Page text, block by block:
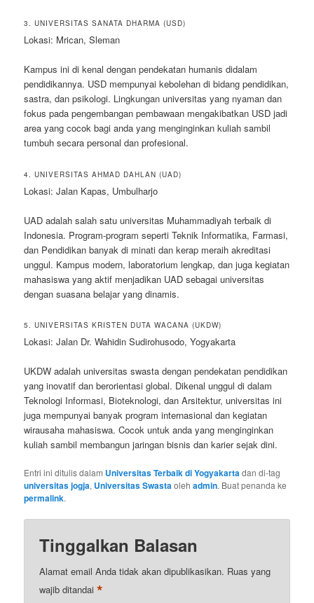
3. UNIVERSITAS SANATA DHARMA (USD)
Lokasi: Mrican, Sleman
Kampus ini di kenal dengan pendekatan humanis didalam
pendidikannya. USD mempunyai kebolehan di bidang pendidikan,
sastra, dan psikologi. Lingkungan universitas yang nyaman dan
fokus pada pengembangan pembawaan mengakibatkan USD jadi
area yang cocok bagi anda yang menginginkan kuliah sambil
tumbuh secara personal dan profesional.
4. UNIVERSITAS AHMAD DAHLAN (UAD)
Lokasi: Jalan Kapas, Umbulharjo
UAD adalah salah satu universitas Muhammadiyah terbaik di
Indonesia. Program-program seperti Teknik Informatika, Farmasi,
dan Pendidikan banyak di minati dan kerap meraih akreditasi
unggul. Kampus modern, laboratorium lengkap, dan juga kegiatan
mahasiswa yang aktif menjadikan UAD sebagai universitas
dengan suasana belajar yang dinamis.
5. UNIVERSITAS KRISTEN DUTA WACANA (UKDW)
Lokasi: Jalan Dr. Wahidin Sudirohusodo, Yogyakarta
UKDW adalah universitas swasta dengan pendekatan pendidikan
yang inovatif dan berorientasi global. Dikenal unggul di dalam
Teknologi Informasi, Bioteknologi, dan Arsitektur, universitas ini
juga mempunyai banyak program internasional dan kegiatan
wirausaha mahasiswa. Cocok untuk anda yang menginginkan
kuliah sambil membangun jaringan bisnis dan karier sejak dini.
Entri ini ditulis dalam Universitas Terbaik di Yogyakartadan di-tag
universitas jogja, Universitas Swastaolehadmin. Buat penanda ke
permalink.
Tinggalkan Balasan
Alamat email Anda tidak akan dipublikasikan. Ruas yang
wajib ditandai*